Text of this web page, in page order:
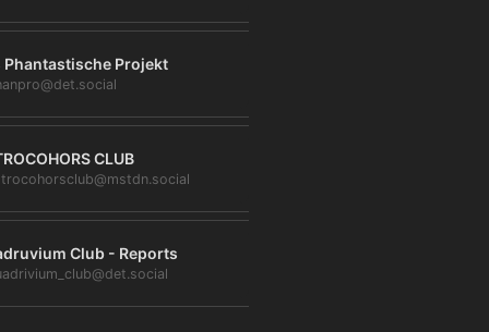
Phantastische Projekt
CLUB
Club - Reports